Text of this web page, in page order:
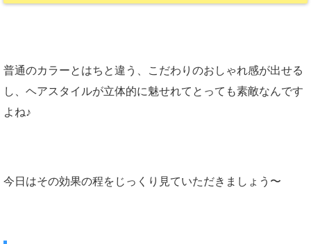
普通のカラーとはちと違う、こだわりのおしゃれ感が出せる
し、ヘアスタイルが立体的に魅せれてとっても素敵なんです
よね♪
今日はその効果の程をじっくり見ていただきましょう〜